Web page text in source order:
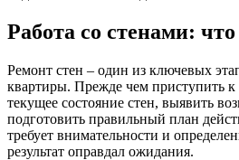
Работа со стенами:
Ремонт стен – один из ключевых
квартиры. Прежде чем приступить к
текущее состояние стен, выявить
подготовить правильный план
требует внимательности и
результат оправдал ожидания.